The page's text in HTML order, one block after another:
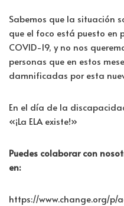
Sabemos que la situación
que el foco está puesto
COVID-19, y no nos
personas que en estos
damnificadas por esta
En el día de la
«¡La ELA existe!»
Puedes colaborar con
en:
https://www.change.org/p/